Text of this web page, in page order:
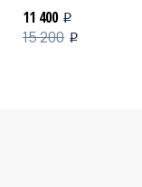
11 400 i
15 200 i